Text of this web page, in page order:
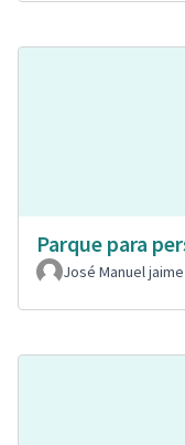
Parque para
José Manuel jaime